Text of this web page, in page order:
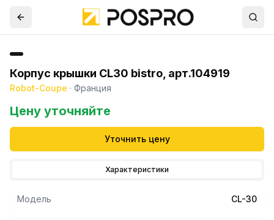
Корпус крышки CL30 bistro, арт.104919
Robot-Coupe · Франция
Цену уточняйте
Уточнить цену
Характеристики
Модель CL-30